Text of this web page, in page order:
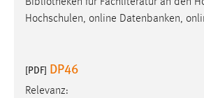
Hochschulen, online Datenbanken,
[PDF] DP46
Relevanz:
einloggen zu können.